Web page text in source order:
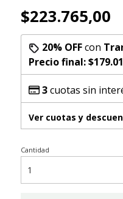
$223.765,00
20% OFFcon
Precio final:
3cuotas sin
Ver cuotas y
Cantidad